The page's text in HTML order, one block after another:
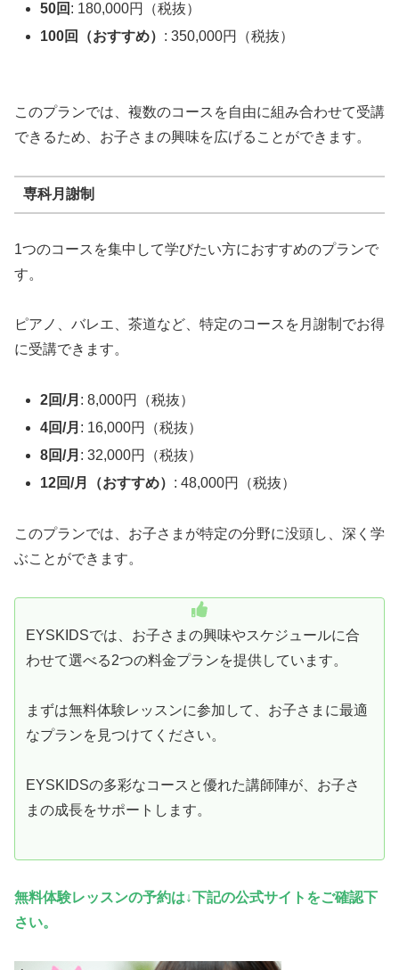
50回 : 180,000円（税抜）
100回（おすすめ） : 350,000円（税抜）
このプランでは、複数のコースを自由に組み合わせて受講
できるため、お子さまの興味を広げることができます。
専科月謝制
1つのコースを集中して学びたい方におすすめのプランで
す。
ピアノ、バレエ、茶道など、特定のコースを月謝制でお得
に受講できます。
2回/月 : 8,000円（税抜）
4回/月 : 16,000円（税抜）
8回/月 : 32,000円（税抜）
12回/月（おすすめ） : 48,000円（税抜）
このプランでは、お子さまが特定の分野に没頭し、深く学
ぶことができます。
EYSKIDSでは、お子さまの興味やスケジュールに合
わせて選べる2つの料金プランを提供しています。
まずは無料体験レッスンに参加して、お子さまに最適
なプランを見つけてください。
EYSKIDSの多彩なコースと優れた講師陣が、お子さ
まの成長をサポートします。
無料体験レッスンの予約は↓下記の公式サイトをご確認下
さい。